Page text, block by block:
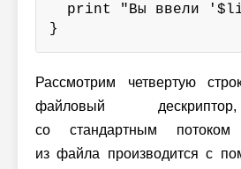
print "Вы ввели
}
Рассмотрим четвертую
файловый
со стандартным
из файла производится с